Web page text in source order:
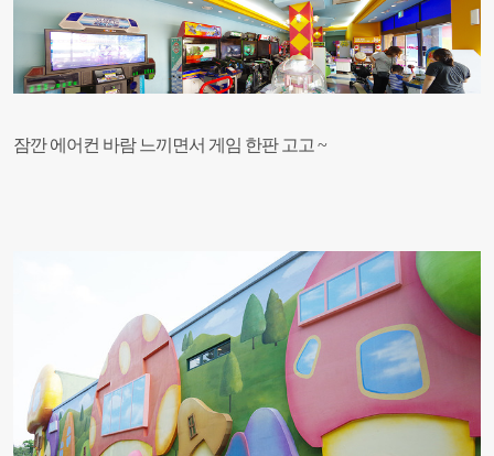
잠깐 에어컨 바람 느끼면서 게임 한판 고고 ~